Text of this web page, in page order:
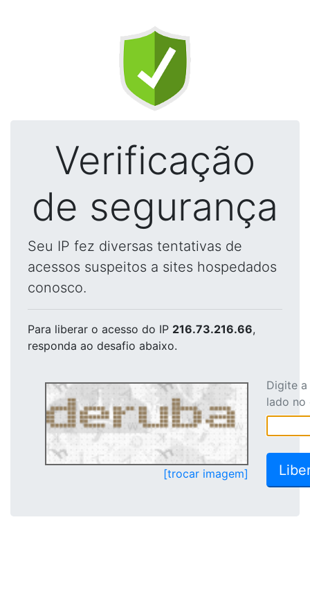
Verificação
de segurança
Seu IP fez diversas tentativas de
acessos suspeitos a sites hospedados
conosco.
Para liberar o acesso do IP 216.73.216.66,
responda ao desafio abaixo.
[trocar imagem]
Digite
lado no